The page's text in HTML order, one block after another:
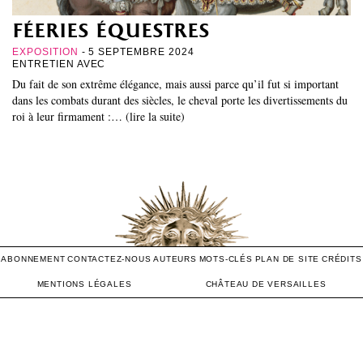
féeries équestres
EXPOSITION - 5 SEPTEMBRE 2024
ENTRETIEN AVEC
Du fait de son extrême élégance, mais aussi parce qu’il fut si important
dans les combats durant des siècles, le cheval porte les divertissements du
roi à leur firmament :… (lire la suite)
ABONNEMENT CONTACTEZ-NOUS AUTEURS MOTS-CLÉS PLAN DE SITE CRÉDITS
MENTIONS LÉGALES CHÂTEAU DE VERSAILLES